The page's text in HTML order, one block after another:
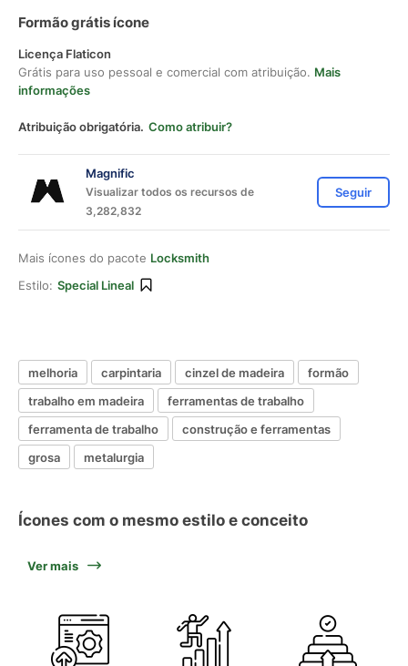
Formão grátis ícone
Licença Flaticon
Grátis para uso pessoal e comercial com atribuição. Mais
informações
Atribuição obrigatória. Como atribuir?
Magnific
Visualizar todos os recursos de
3,282,832
Seguir
Mais ícones do pacote Locksmith
Estilo: Special Lineal
melhoria carpintaria cinzel de madeira
formão
trabalho em madeira
ferramentas de trabalho
ferramenta de trabalho
construção e ferramentas
grosa
metalurgia
Ícones com o mesmo estilo e conceito
Ver mais